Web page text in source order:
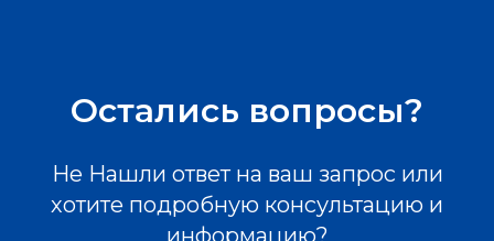
Остались вопросы?
Не Нашли ответ на ваш запрос или
хотите подробную консультацию и
информацию?